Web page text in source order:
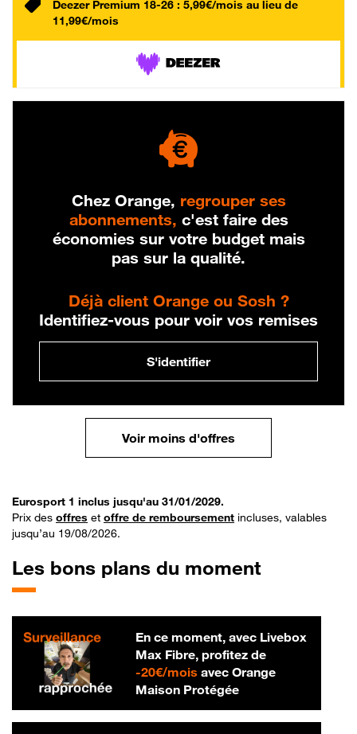
Deezer Premium 18-26 : 5,99€/mois au lieu de
11,99€/mois
Chez Orange, regrouper ses
abonnements, c'est faire des
économies sur votre budget mais
pas sur la qualité.
Déjà client Orange ou Sosh ?
Identifiez-vous pour voir vos remises
S'identifier
Voir moins d'offres
Eurosport 1 inclus jusqu'au 31/01/2029.
Prix des offres et offre de remboursement incluses, valables
jusqu’au 19/08/2026.
Les bons plans du moment
En ce moment, avec Livebox
Max Fibre, profitez de
-20€/mois20 € par mois
avec Orange
Maison Protégée